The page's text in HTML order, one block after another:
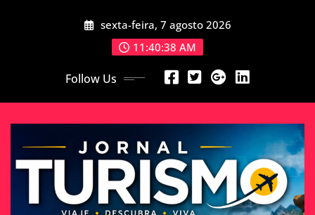
sexta-feira, 7 agosto 2026
11:40:40 AM
Follow Us